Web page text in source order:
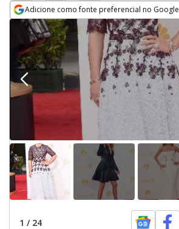
Adicione como fonte preferencial no Google
Opens in new window
1 / 24